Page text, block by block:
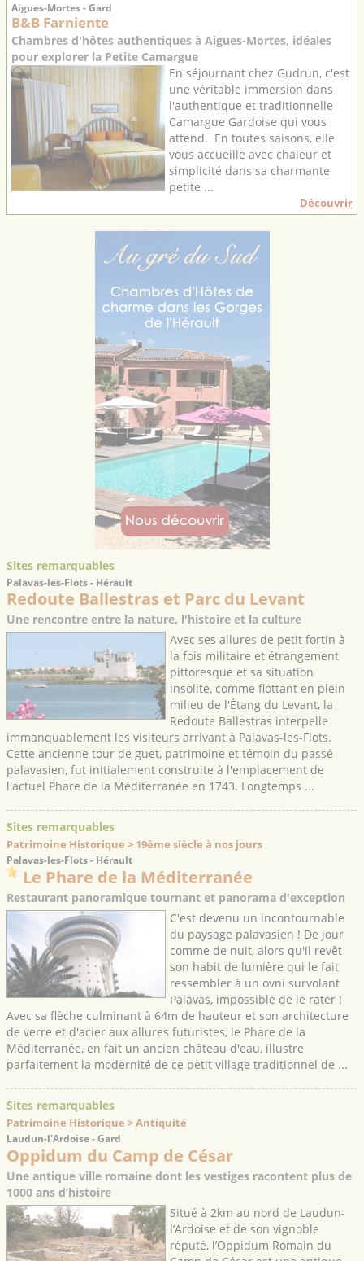
Aigues-Mortes - Gard
B&B Farniente
Chambres d'hôtes authentiques à Aigues-Mortes, idéales
pour explorer la Petite Camargue
En séjournant chez Gudrun, c'est
une véritable immersion dans
l'authentique et traditionnelle
Camargue Gardoise qui vous
attend. En toutes saisons, elle
vous accueille avec chaleur et
simplicité dans sa charmante
petite ...
Découvrir
Sites remarquables
Palavas-les-Flots - Hérault
Redoute Ballestras et Parc du Levant
Une rencontre entre la nature, l'histoire et la culture
Avec ses allures de petit fortin à
la fois militaire et étrangement
pittoresque et sa situation
insolite, comme flottant en plein
milieu de l'Étang du Levant, la
Redoute Ballestras interpelle
immanquablement les visiteurs arrivant à Palavas-les-Flots.
Cette ancienne tour de guet, patrimoine et témoin du passé
palavasien, fut initialement construite à l'emplacement de
l'actuel Phare de la Méditerranée en 1743. Longtemps ...
Sites remarquables
Patrimoine Historique > 19ème siècle à nos jours
Palavas-les-Flots - Hérault
Le Phare de la Méditerranée
Restaurant panoramique tournant et panorama d'exception
C'est devenu un incontournable
du paysage palavasien ! De jour
comme de nuit, alors qu'il revêt
son habit de lumière qui le fait
ressembler à un ovni survolant
Palavas, impossible de le rater !
Avec sa flèche culminant à 64m de hauteur et son architecture
de verre et d'acier aux allures futuristes, le Phare de la
Méditerranée, en fait un ancien château d'eau, illustre
parfaitement la modernité de ce petit village traditionnel de ...
Sites remarquables
Patrimoine Historique > Antiquité
Laudun-l'Ardoise - Gard
Oppidum du Camp de César
Une antique ville romaine dont les vestiges racontent plus de
1000 ans d’histoire
Situé à 2km au nord de Laudun-
l’Ardoise et de son vignoble
réputé, l’Oppidum Romain du